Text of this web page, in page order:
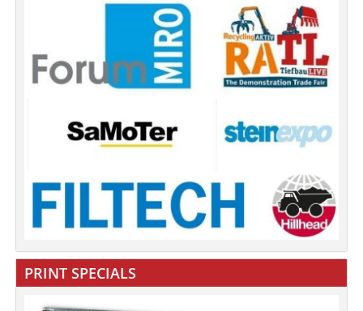
PRINT SPECIALS